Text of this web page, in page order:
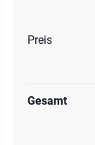
Preis
Gesamt